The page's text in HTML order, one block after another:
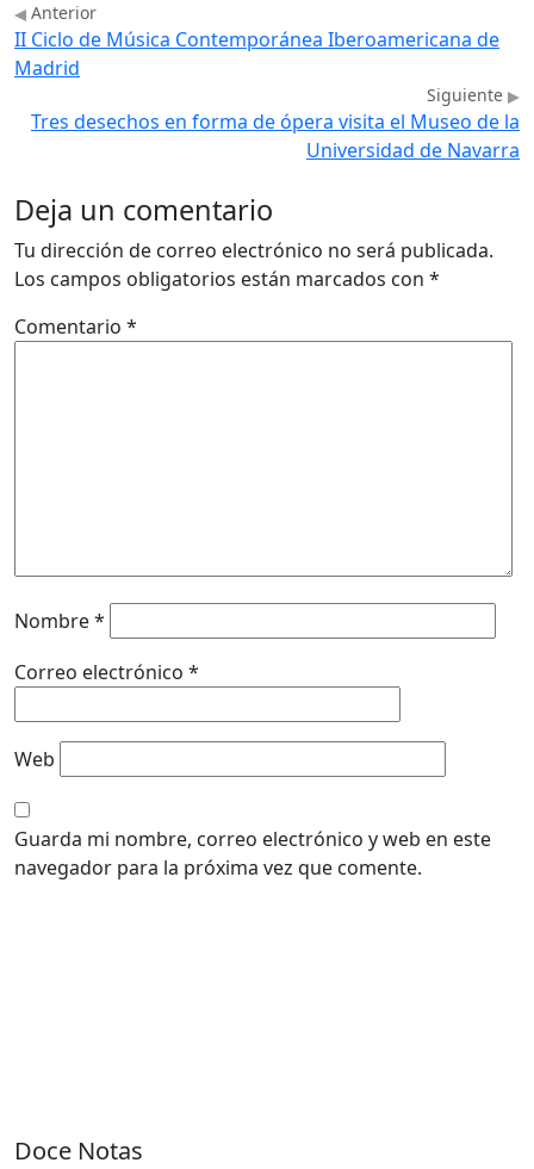
Anterior
II Ciclo de Música Contemporánea Iberoamericana de
Madrid
Siguiente
Tres desechos en forma de ópera visita el Museo de la
Universidad de Navarra
Deja un comentario
Tu dirección de correo electrónico no será publicada.
Los campos obligatorios están marcados con *
Comentario *
Nombre*
Correo electrónico *
Web
Guarda mi nombre, correo electrónico y web en este
navegador para la próxima vez que comente.
Doce Notas